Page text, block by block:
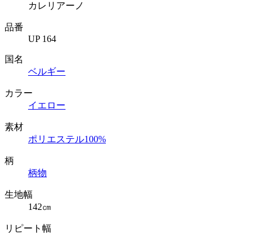
カレリアーノ
品番
UP 164
国名
ベルギー
カラー
イエロー
素材
ポリエステル100%
柄
柄物
生地幅
142㎝
リピート幅